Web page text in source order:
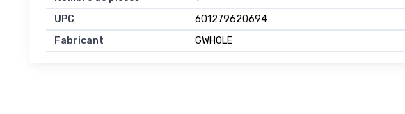
UPC
601279620694
Fabricant
GWHOLE